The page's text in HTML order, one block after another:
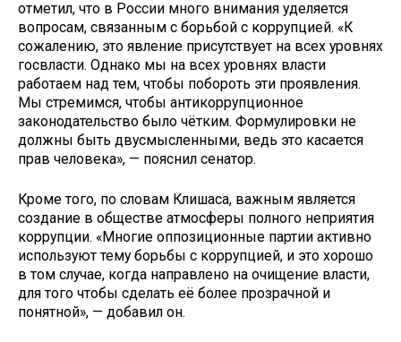
отметил, что в России много внимания уделяется
вопросам, связанным с борьбой с коррупцией. «К
сожалению, это явление присутствует на всех уровнях
госвласти. Однако мы на всех уровнях власти
работаем над тем, чтобы побороть эти проявления.
Мы стремимся, чтобы антикоррупционное
законодательство было чётким. Формулировки не
должны быть двусмысленными, ведь это касается
прав человека», — пояснил сенатор.
Кроме того, по словам Клишаса, важным является
создание в обществе атмосферы полного неприятия
коррупции. «Многие оппозиционные партии активно
используют тему борьбы с коррупцией, и это хорошо
в том случае, когда направлено на очищение власти,
для того чтобы сделать её более прозрачной и
понятной», — добавил он.